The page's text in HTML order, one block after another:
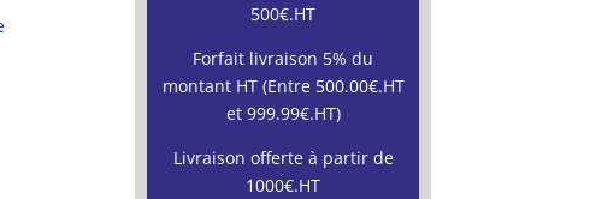
500€.HT
Forfait livraison 5% du
montant HT (Entre 500.00€.HT
et 999.99€.HT)
Livraison offerte à partir de
1000€.HT